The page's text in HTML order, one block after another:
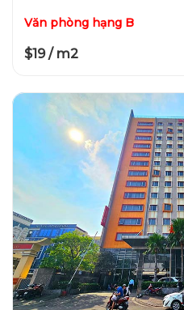
Văn phòng hạng B
$19 / m2